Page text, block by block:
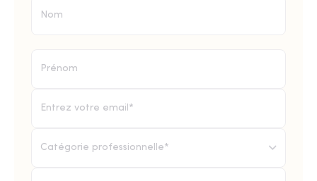
Catégorie professionnelle*